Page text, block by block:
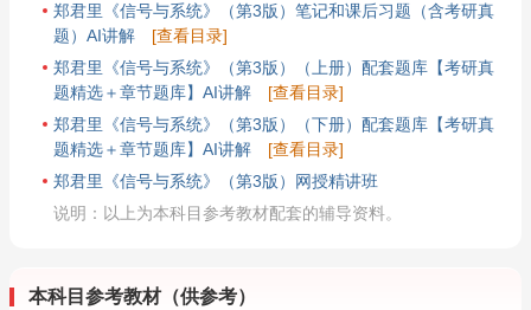
郑君里《信号与系统》（第3版）笔记和课后习题（含考研真
题）AI讲解
[查看目录]
郑君里《信号与系统》（第3版）（上册）配套题库【考研真
题精选＋章节题库】AI讲解
[查看目录]
郑君里《信号与系统》（第3版）（下册）配套题库【考研真
题精选＋章节题库】AI讲解
[查看目录]
郑君里《信号与系统》（第3版）网授精讲班
说明：以上为本科目参考教材配套的辅导资料。
本科目参考教材（供参考）